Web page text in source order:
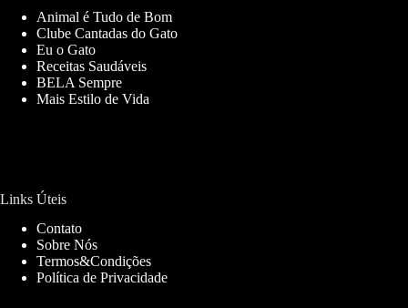
Animal é Tudo de Bom
Clube Cantadas do Gato
Eu o Gato
Receitas Saudáveis
BELA Sempre
Mais Estilo de Vida
Links Úteis
Contato
Sobre Nós
Termos&Condições
Política de Privacidade